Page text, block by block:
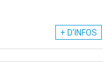
+ D’INFOS